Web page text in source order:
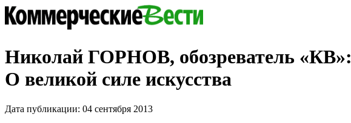
Николай ГОРНОВ, обозреватель «КВ»:
О великой силе искусства
Дата публикации: 04 сентября 2013